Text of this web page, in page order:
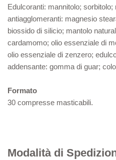
Edulcoranti: mannitolo;
antiagglomeranti: magnesio
biossido di silicio; mantolo
cardamomo; olio essenziale di
olio essenziale di zenzero;
addensante: gomma di guar;
Formato
30 compresse masticabili.
Modalità di